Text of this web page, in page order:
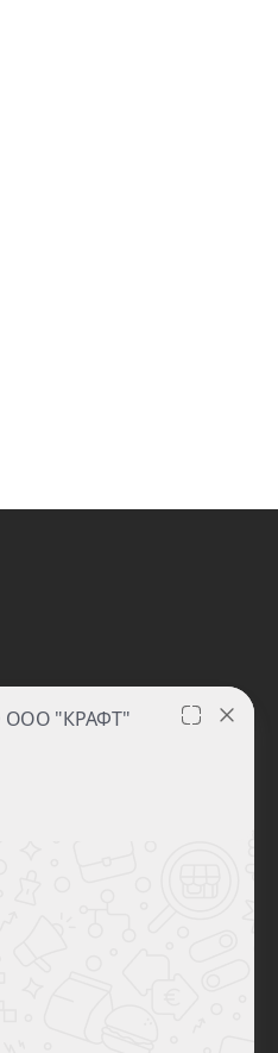
Ижевск, ул. 10 лет